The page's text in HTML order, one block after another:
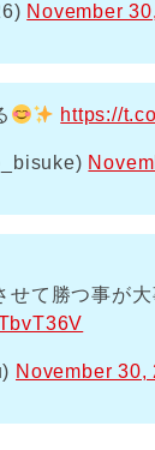
November
https://
て勝つ事が大
November 30,